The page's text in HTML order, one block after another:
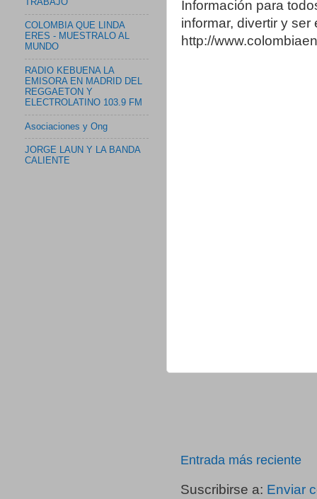
Información para
informar, divertir y
http://
Entrada más reciente
Suscribirse a: Enviar
COLOMBIA QUE LINDA
ERES - MUESTRALO AL
MUNDO
RADIO KEBUENA LA
EMISORA EN MADRID DEL
REGGAETON Y
ELECTROLATINO 103.9 FM
Asociaciones y Ong
JORGE LAUN Y LA BANDA
CALIENTE